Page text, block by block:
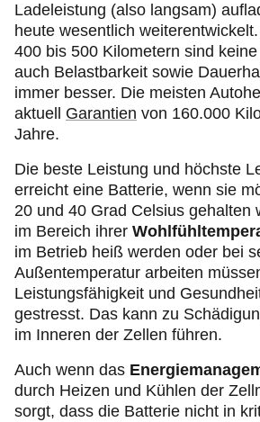
Ladeleistung (also langsam)
heute wesentlich
400 bis 500 Kilometern sind
auch Belastbarkeit sowie
immer besser. Die meisten
aktuell Garantien von 160.000
Jahre.
Die beste Leistung und höchste
erreicht eine Batterie, wenn sie
20 und 40 Grad Celsius gehalten
im Bereich ihrer
im Betrieb heiß werden oder bei
Außentemperatur arbeiten
Leistungsfähigkeit und
gestresst. Das kann zu
im Inneren der Zellen führen.
Auch wenn das
durch Heizen und Kühlen der
sorgt, dass die Batterie nicht in